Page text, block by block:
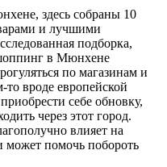
здесь собраны 10
и лучшими
подборка,
в Мюнхене
по магазинам и
вроде европейской
себе обновку,
через этот город.
влияет на
может помочь побороть